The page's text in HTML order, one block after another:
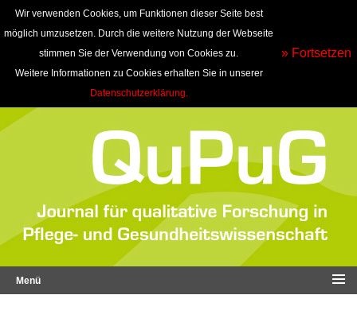
Wir verwenden Cookies, um Funktionen dieser Seite best
möglich umzusetzen. Durch die weitere Nutzung der Webseite
stimmen Sie der Verwendung von Cookies zu.
Weitere Informationen zu Cookies erhalten Sie in unserer
Datenschutzerklärung.
» Fortsetzen
Menü